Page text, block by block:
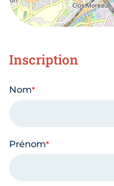
Inscription
Nom
Prénom